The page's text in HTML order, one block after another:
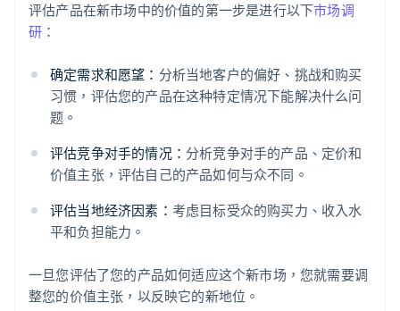
评估产品在新市场中的价值的第一步是进行以下市场调
研 ：
确定需求和愿望： 分析当地客户的偏好、挑战和购买
习惯，评估您的产品在这种特定情况下能解决什么问
题。
评估竞争对手的情况： 分析竞争对手的产品、定价和
价值主张，评估自己的产品如何与众不同。
评估当地经济因素： 考虑目标受众的购买力、收入水
平和负担能力。
一旦您评估了您的产品如何适应这个新市场，您就需要调
整您的价值主张，以反映它的新地位。